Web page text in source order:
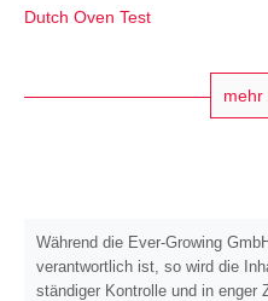
Dutch Oven Test
mehr
Während die Ever-Growing
verantwortlich ist, so wird die
ständiger Kontrolle und in enger